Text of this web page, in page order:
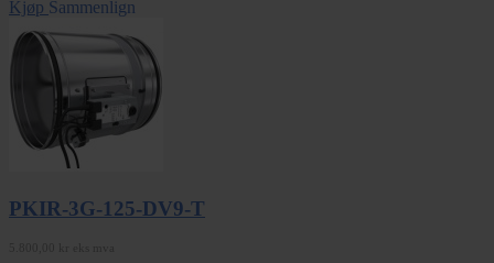
Kjøp Sammenlign
PKIR-3G-125-DV9-T